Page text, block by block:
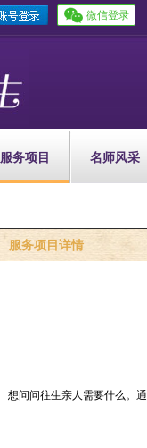
微信登录
服务项目 名师风采
服务项目详情
想问问往生亲人需要什么。